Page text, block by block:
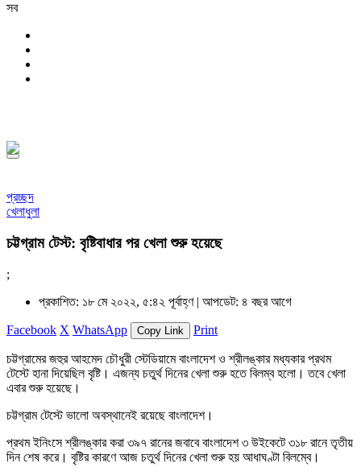
সব
প্রচ্ছদ
খেলাধুলা
চট্টগ্রাম টেস্ট: বৃষ্টিবাধার পর খেলা শুরু হয়েছে
;
প্রকাশিত: ১৮ মে ২০২২, ৫:৪২ পূর্বাহ্ণ | আপডেট: ৪ বছর আগে
Facebook X WhatsApp Copy Link Print
চট্টগ্রামের জহুর আহমেদ চৌধুরী স্টেডিয়ামে বাংলাদেশ ও শ্রীলঙ্কার মধ্যকার প্রথম
টেস্টে হানা দিয়েছিল বৃষ্টি। এজন্য চতুর্থ দিনের খেলা শুরু হতে বিলম্ব হলো। তবে খেলা
এবার শুরু হয়েছে।
চট্টগ্রাম টেস্টে ভালো অবস্থানেই রয়েছে বাংলাদেশ।
প্রথম ইনিংসে শ্রীলঙ্কার করা ৩৯৭ রানের জবাবে বাংলাদেশ ৩ উইকেটে ৩১৮ রানে তৃতীয়
দিন শেষ করে। বৃষ্টির কারণে আজ চতুর্থ দিনের খেলা শুরু হয় আধাঘণ্টা বিলম্বে।